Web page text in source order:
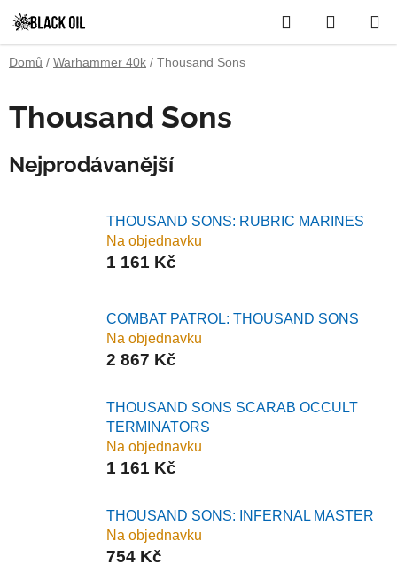
na
obsah
Hledat
KOŠÍK
Domů / Warhammer 40k / Thousand Sons
Thousand Sons
Nejprodávanější
THOUSAND SONS: RUBRIC MARINES
Na objednavku
1 161 Kč
COMBAT PATROL: THOUSAND SONS
Na objednavku
2 867 Kč
THOUSAND SONS SCARAB OCCULT
TERMINATORS
Na objednavku
1 161 Kč
THOUSAND SONS: INFERNAL MASTER
Na objednavku
754 Kč